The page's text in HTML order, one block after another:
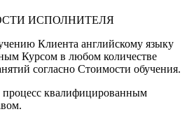
ИСПОЛНИТЕЛЯ
Клиента английскому языку
Курсом в любом количестве
согласно Стоимости обучения.
квалифицированным